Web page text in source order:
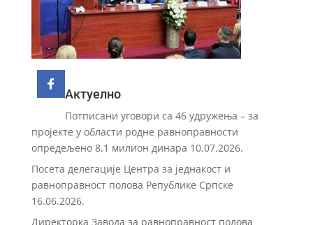
Актуелно
Потписани уговори са 46 удружења – за
пројекте у области родне равноправности
опредељено 8,1 милион динара 10.07.2026.
Посета делегације Центра за једнакост и
равноправност полова Републике Српске
16.06.2026.
Директорка Завода за равноправност полова